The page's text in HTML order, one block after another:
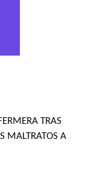
TRAS
MALTRATOS A